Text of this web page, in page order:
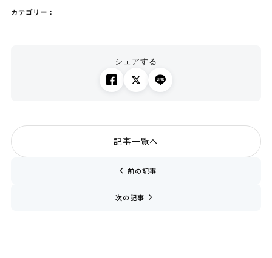
カテゴリー：
シェアする
chevron_left 前の記事
記事一覧へ
次の記事 navigate_next